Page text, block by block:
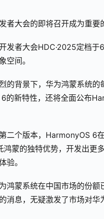
者大会的即将召开成为重要
发者大会HDC·2025定档
空间。
的背景下，华为鸿蒙系统
的新特性，还将全面公布
二个版本，HarmonyOS 6
蒙的独特优势，开发出更
验。
鸿蒙系统在中国市场的份
消息，无疑激发了市场对